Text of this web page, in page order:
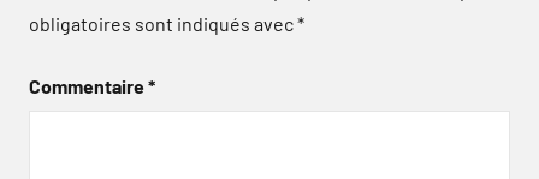
obligatoires sont indiqués avec*
Commentaire*